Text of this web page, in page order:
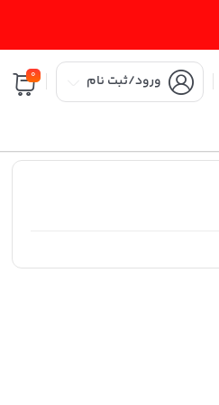
ورود/ثبت نام 0